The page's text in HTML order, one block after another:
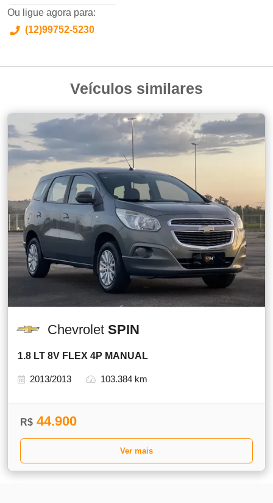
Ou ligue agora para:
(12)99752-5230
Veículos similares
Chevrolet SPIN
1.8 LT 8V FLEX 4P MANUAL
2013/2013 103.384 km
R$ 44.900
Ver mais